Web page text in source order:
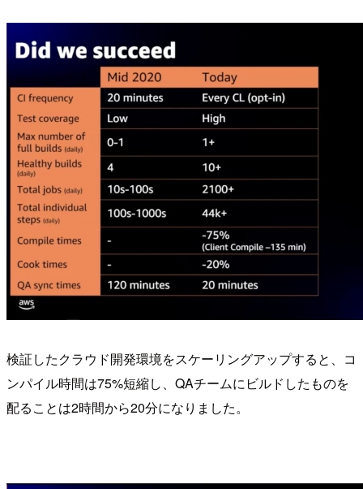
検証したクラウド開発環境をスケーリングアップすると、コ
ンパイル時間は75%短縮し、QAチームにビルドしたものを
配ることは2時間から20分になりました。